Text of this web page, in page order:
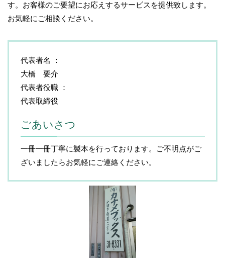
す。お客様のご要望にお応えするサービスを提供致します。
お気軽にご相談ください。
代表者名
大橋 要介
代表者役職
代表取締役
ごあいさつ
一冊一冊丁寧に製本を行っております。ご不明点がご
ざいましたらお気軽にご連絡ください。